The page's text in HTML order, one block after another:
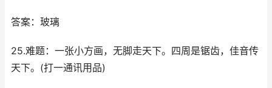
答案：玻璃
25.难题：一张小方画，无脚走天下。四周是锯齿，佳音传
天下。(打一通讯用品)